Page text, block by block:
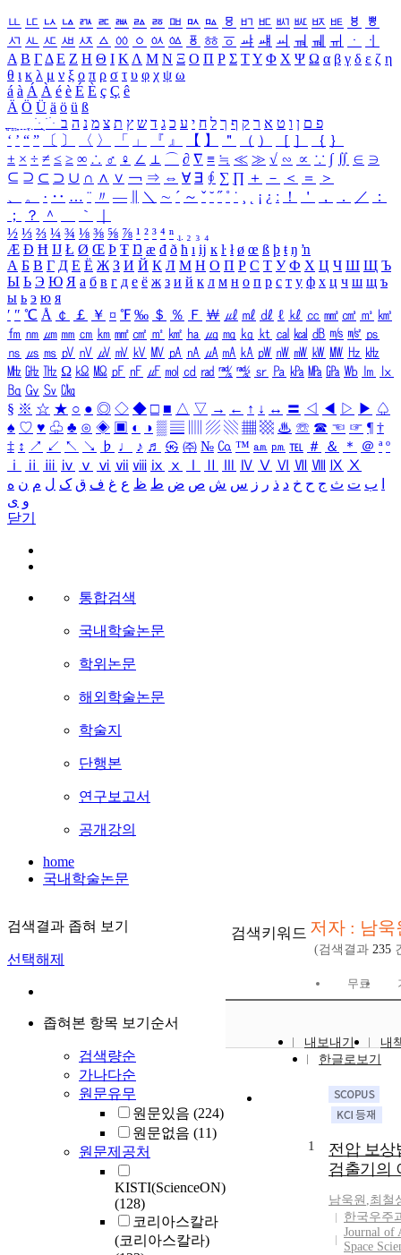
ㅥ ㅦ ㅧ ㅨ ㅩ ㅪ ㅫ ㅬ ㅭ ㅮ ㅯ ㅰ ㅱ ㅲ ㅳ ㅴ ㅵ ㅶ ㅷ ㅸ
ㅹ
ㅺ ㅻ ㅼ ㅽ ㅾ ㅿ ㆀ ㆁ ㆂ ㆃ ㆄ ㆅ ㆆ ㆇ ㆈ ㆉ ㆊ ㆋ ㆌ ㆍ
ㆎ
Α Β ΓΔ Ε Ζ Η Θ Ι ΚΛ Μ Ν Ξ Ο Π Ρ Σ ΤΥ Φ Χ Ψ Ω α β γ δ ε ζ η
θ ι κ λ μ ν ξ ο π ρ σ τ υ φ χ ψ ω
á à Á À é è É È ç Ç ê
Ä Ö Ü ä ö ü ß
ִֶֹ ֻּ ׁׂ פ ם ן ו ט א ר ק ף ך ל ח י ע כ ג ד ש ץ ת צ מ נ ה ב
‘ ’ “ ” 〔 〕 〈 〉 「 」 『 』 【 】 ＂ （ ） ［ ］ ｛ ｝
± × ÷ ≠ ≤ ≥ ∞ ∴ ♂ ♀ ∠ ⊥ ⌒ ∂ ∇ ≡ ≒ ≪ ≫ √ ∽ ∝ ∵ ∫ ∬ ∈ ∋
⊆ ⊇ ⊂ ⊃ ∪ ∩ ∧ ∨ ￢ ⇒ ⇔ ∀ ∃ ∮ ∑ ∏ ＋ － ＜ ＝
＞
、
。 · ‥ … ¨ 〃 ― ＼ ∼ ´ ～ ˇ ˘ ˝ ˚ ˙ ¸ ¡ ¿ ː ！ ＇ ， ． ／
：
；
？ ＾ ｀
½ ⅓ ⅔ ¼ ¾ ⅛ ⅜ ⅝ ⅞ ¹ ² ³ ⁴ ⁿ ₁ ₂ ₃ ₄
Æ Ð Ħ Ĳ Ł Ø Œ Þ Ŧ Ŋ æ đ ð ħ ı ĳ ĸ ŀ ł ø œ ß þ ŧ ŋ ŉ
А Б В Г Д Е Ё Ж З И Й К Л М Н О П Р С Т У Ф Х Ц Ч Ш Щ Ъ
Ы Ь Э Ю Я а б в г д е ё ж з и й к л м н о п р с т у ф х ц ч ш щ ъ
ы ь э ю я
′ ″ ℃ Å ￠ ￡ ￥ ¤ ℉ ‰ ＄ ％ Ｆ ￦ ㎕ ㎖ ㎗ ℓ ㎘ ㏄ ㎣ ㎤ ㎥ ㎦
㎙ ㎚ ㎛ ㎜ ㎝ ㎞ ㎟ ㎠ ㎡ ㎢ ㏊ ㎍ ㎎ ㎏ ㏏ ㎈ ㎉ ㏈ ㎧ ㎨ ㎰
㎱ ㎲ ㎳ ㎴ ㎵ ㎶ ㎷ ㎸ ㎹ ㎀ ㎁ ㎂ ㎃ ㎄ ㎺ ㎻ ㎽ ㎾ ㎿ ㎐ ㎑
㎒ ㎓ ㎔ Ω ㏀ ㏁ ㎊ ㎋ ㎌ ㏖ ㏅ ㎭ ㎮ ㎯ ㏛ ㎩ ㎪ ㎫ ㎬ ㏝ ㏐
㏓
㏃ ㏉ ㏜ ㏆
§ ※ ☆ ★ ○ ● ◎ ◇ ◆ □ ■ △ ▽ → ← ↑ ↓ ↔ 〓 ◁ ◀ ▷ ▶ ♤
♠ ♡ ♥ ♧ ♣ ⊙ ◈ ▣ ◐ ◑ ▒ ▤ ▨ ▧ ▦ ▩ ♨ ☏ ☎ ☜ ☞ ¶ †
‡ ↕ ↗ ↙ ↖ ↘ ♭ ♩ ♪ ♬ ㉿ ㈜ № ㏇ ™ ㏂ ㏘ ℡ ＃ ＆ ＊ ＠ ª º
ⅰ
ⅱ ⅲ ⅳ ⅴ ⅵ ⅶ ⅷ ⅸ ⅹ Ⅳ Ⅴ Ⅵ Ⅶ Ⅷ Ⅸ Ⅹ
ب ت ث ج ح خ د ذ ر ز س ش ص ض ط ظ ع غ ف ق ک ل م ن ه
و ی
닫기
통합검색
국내학술논문
학위논문
해외학술논문
학술지
단행본
연구보고서
공개강의
home
국내학술논문
검색결과 좁혀 보기
선택해제
좁혀본 항목 보기순서
검색량순
가나다순
원문유무
원문있음 (224)
원문없음 (11)
원문제공처
KISTI(ScienceON)
(128)
코리아스칼라
(코리아스칼라)
검색키워드 저자 : 남욱
(검색결과 235
무료
내보내기
내
한글로보기
1
전압 보상
검출기의
남욱원 ,최철
한국우주
Journal of
Space